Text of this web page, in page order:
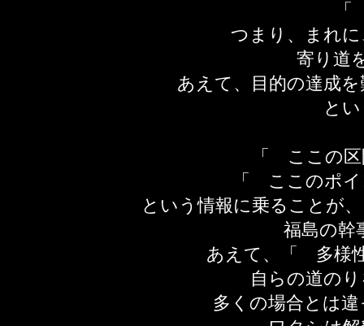
つまり、まれ
寄り道
あえて、目的の達成
と
「 ここの
「 ここのポ
という情報に乗ることが
福島の幹
あえて、「 多様
自らの道の
多くの場合とは